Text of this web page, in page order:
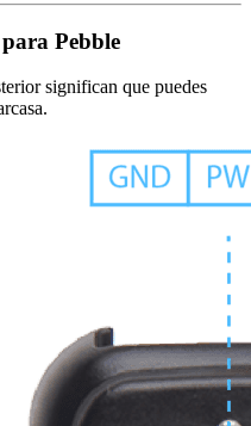
Pebble
significan que puedes